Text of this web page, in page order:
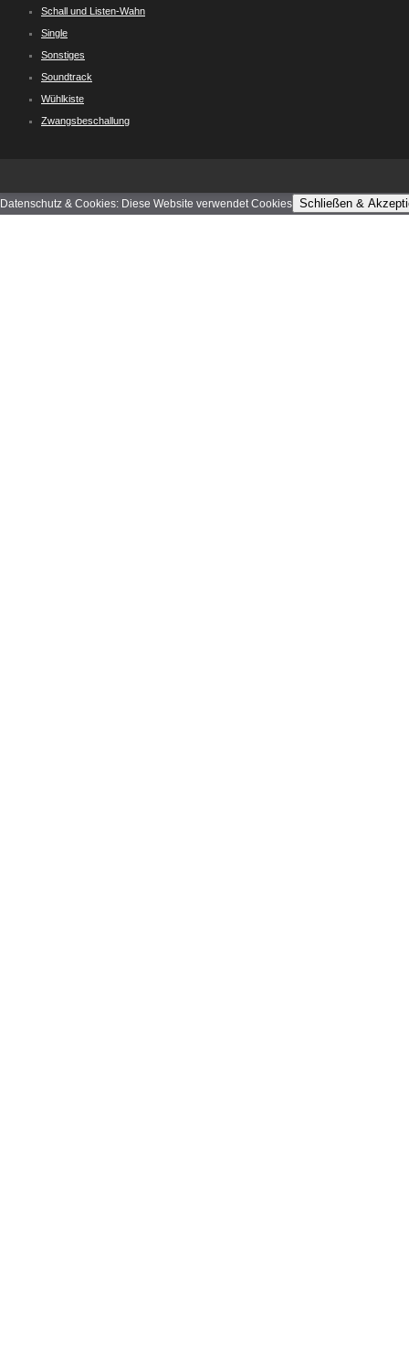
Schall und Listen-Wahn
Single
Sonstiges
Soundtrack
Wühlkiste
Zwangsbeschallung
Datenschutz & Cookies: Diese Website verwendet Cookies Schließen &